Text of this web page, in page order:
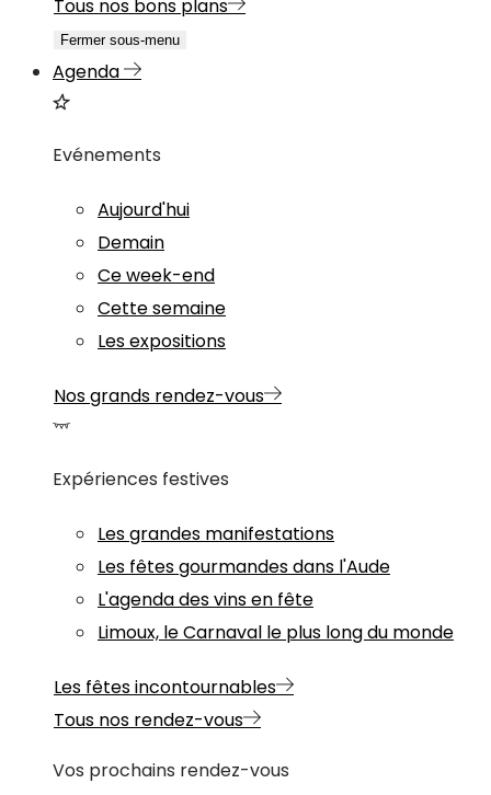
Tous nos bons plans
Fermer sous-menu
Agenda
Evénements
Aujourd'hui
Demain
Ce week-end
Cette semaine
Les expositions
Nos grands rendez-vous
Expériences festives
Les grandes manifestations
Les fêtes gourmandes dans l'Aude
L'agenda des vins en fête
Limoux, le Carnaval le plus long du monde
Les fêtes incontournables
Tous nos rendez-vous
Vos prochains rendez-vous